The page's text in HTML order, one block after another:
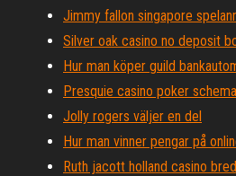
Jimmy fallon singapore
Silver oak casino no deposit
Hur man köper guild
Presquie casino poker schema
Jolly rogers väljer en del
Hur man vinner pengar på
Ruth jacott holland casino